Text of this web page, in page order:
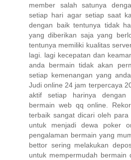
member salah satunya
setiap hari agar setiap saat
dengan baik tentunya tidak
yang diberikan saja yang
tentunya memiliki kualitas
lagi. lagi kecepatan dan
anda bermain tidak akan
setiap kemenangan yang
Judi online 24 jam terpercaya
aktif setiap harinya dengan
bermain web qq online.
terbaik sangat dicari oleh
untuk menjadi dewa poker
pengalaman bermain yang
bettor sering melakukan
untuk mempermudah bermain